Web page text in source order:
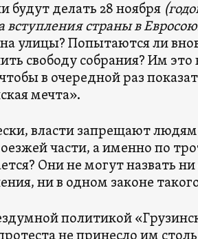
будут делать 28 ноября
вступления страны в
улицы? Попытаются ли
свободу собрания? Им
в очередной раз
мечта».
власти запрещают
части, а именно по
Они не могут назвать
ни в одном законе
политикой